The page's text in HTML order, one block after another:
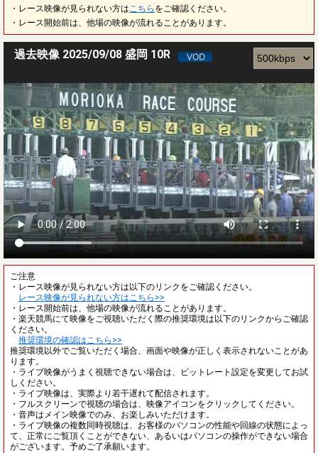
・レース映像が見られない方は こちら をご確認ください。
・レース開始前は、他場の映像が流れることがあります。
過去映像 2025/09/08 盛岡 10R
ご注意
・レース映像が見られない方は以下のリンクをご確認ください。
レース映像が見られない方はこちら>>
・レース開始前は、他場の映像が流れることがあります。
・楽天競馬にて映像をご視聴いただく際の推奨環境は以下のリンクからご確認
ください。
推奨環境の確認はこちら>>
推奨環境以外でご覧いただく場合、画面や映像が正しく表示されないことがあ
ります。
・ライブ映像がうまく視聴できない場合は、ビットレート設定を変更してお試
しください。
・ライブ映像は、実際より若干遅れて配信されます。
・フルスクリーンで視聴の場合は、映像アイコンをクリックしてください。
・音声はメイン映像でのみ、お楽しみいただけます。
・ライブ映像の複数同時視聴は、お客様のパソコンの性能や回線の状態によっ
て、正常にご覧頂くことができない、あるいはパソコンの操作ができない場合
がございます。予めご了承願います。